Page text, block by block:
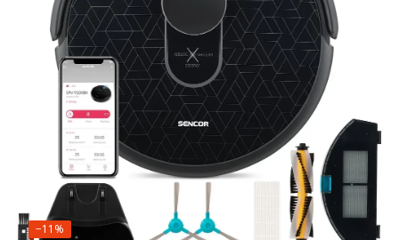
−11%